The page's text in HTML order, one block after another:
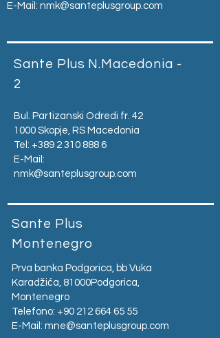
E-Mail: nmk@santeplusgroup.com
Sante Plus N.Macedonia -
2
Bul. Partizanski Odredi fr. 42
1000 Skopje, RS Macedonia
Tel: +389 2 310 888 6
E-Mail:
nmk@santeplusgroup.com
Sante Plus
Montenegro
Prva banka Podgorica, bb Vuka
Karadžića, 81000Podgorica,
Montenegro​
Telefono: +90 212 664 65 55
E-Mail: mne@santeplusgroup.com